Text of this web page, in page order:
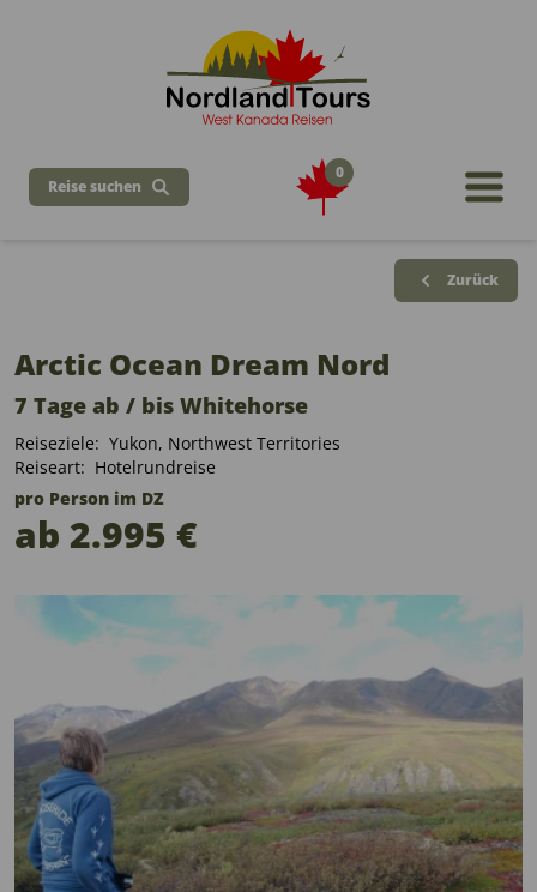
Reise suchen
0
Zurück
Arctic Ocean Dream Nord
7 Tage ab / bis Whitehorse
Reiseziele: Yukon, Northwest Territories
Reiseart: Hotelrundreise
pro Person im DZ
ab 2.995 €